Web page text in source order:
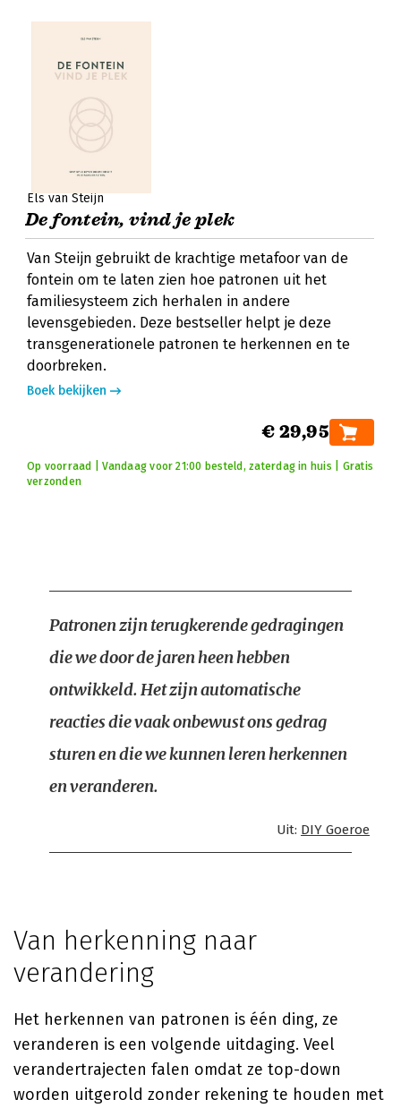
Els van Steijn
De fontein, vind je plek
Van Steijn gebruikt de krachtige metafoor van de
fontein om te laten zien hoe patronen uit het
familiesysteem zich herhalen in andere
levensgebieden. Deze bestseller helpt je deze
transgenerationele patronen te herkennen en te
doorbreken.
Boek bekijken
€ 29,95
Op voorraad | Vandaag voor 21:00 besteld, zaterdag in huis | Gratis
verzonden
Patronen zijn terugkerende gedragingen
die we door de jaren heen hebben
ontwikkeld. Het zijn automatische
reacties die vaak onbewust ons gedrag
sturen en die we kunnen leren herkennen
en veranderen.
Uit: DIY Goeroe
Van herkenning naar
verandering
Het herkennen van patronen is één ding, ze
veranderen is een volgende uitdaging. Veel
verandertrajecten falen omdat ze top-down
worden uitgerold zonder rekening te houden met